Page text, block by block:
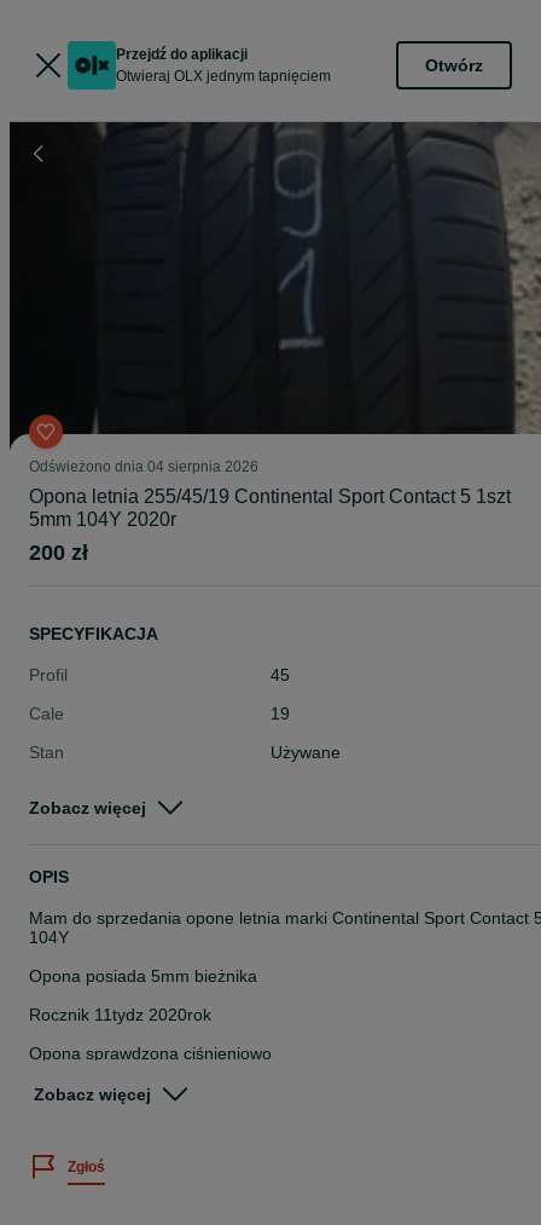
Przejdź do aplikacji
Otwieraj OLX jednym tapnięciem
Otwórz
Odświeżono dnia 04 sierpnia 2026
Opona letnia 255/45/19 Continental Sport Contact 5 1szt
5mm 104Y 2020r
200 zł
SPECYFIKACJA
Profil
45
Cale
19
Stan
Używane
Szerokość
Zobacz więcej
OPIS
Mam do sprzedania opone letnia marki Continental Sport Contact
104Y
Opona posiada 5mm bieżnika
Rocznik 11tydz 2020rok
Opona sprawdzona ciśnieniowo
Cena dotyczy 1szt.
Możliwość wysyłki kurierem
Zobacz więcej
Zgłoś